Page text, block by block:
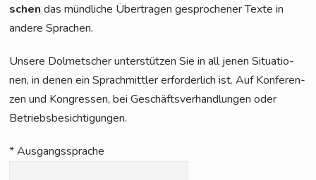
schen das münd­li­che Über­tra­gen gespro­che­ner Tex­te in
ande­re Sprachen.
Unse­re Dol­met­scher unter­stüt­zen Sie in all jenen Situa­tio­
nen, in denen ein Sprach­mitt­ler erfor­der­lich ist. Auf Kon­fe­ren­
zen und Kon­gres­sen, bei Geschäfts­ver­hand­lun­gen oder
Betriebsbesichtigungen.
* Aus­gangs­spra­che